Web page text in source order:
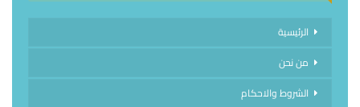
الرئيسية
من نحن
الشروط والاحكام